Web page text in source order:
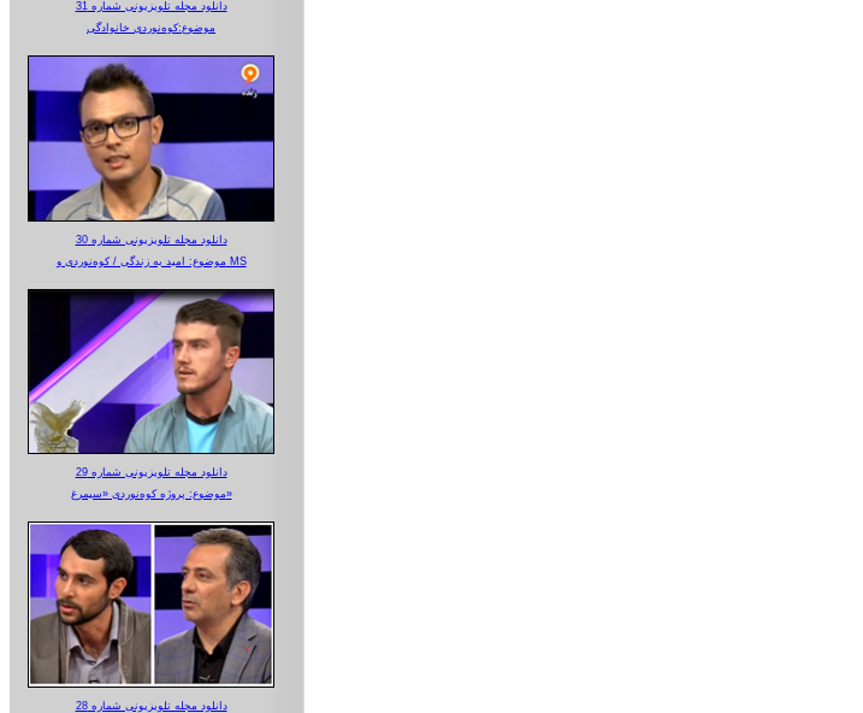
دانلود مجله تلویزیونی شماره 31
موضوع:کوه‌نوردی خانوادگی
دانلود مجله تلویزیونی شماره 30
موضوع: امید به زندگی / کوه‌نوردی و MS
دانلود مجله تلویزیونی شماره 29
موضوع: پروژه کوه‌نوردی «سیمرغ»
دانلود مجله تلویزیونی شماره 28